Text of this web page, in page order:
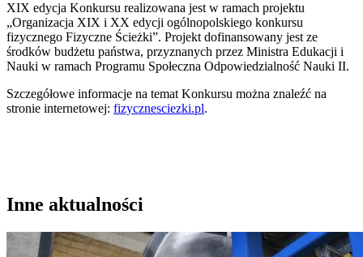
XIX edycja Konkursu realizowana jest w ramach projektu
„Organizacja XIX i XX edycji ogólnopolskiego konkursu
fizycznego Fizyczne Ścieżki”. Projekt dofinansowany jest ze
środków budżetu państwa, przyznanych przez Ministra Edukacji i
Nauki w ramach Programu Społeczna Odpowiedzialność Nauki II.
Szczegółowe informacje na temat Konkursu można znaleźć na
stronie internetowej: fizycznesciezki.pl.
Inne aktualności